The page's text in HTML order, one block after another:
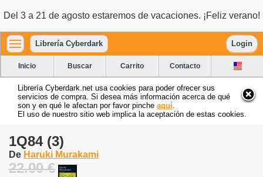
Del 3 a 21 de agosto estaremos de vacaciones. ¡Feliz verano!
Librería Cyberdark Login
Inicio Buscar Carrito Contacto
Librería Cyberdark.net usa cookies para poder ofrecer sus
servicios de compra. Si desea más información acerca de qué
son y en qué le afectan por favor pinche aquí
El uso de nuestro sitio web implica la aceptación de estas cookies.
1Q84 (3)
De Haruki Murakami
22.00 €